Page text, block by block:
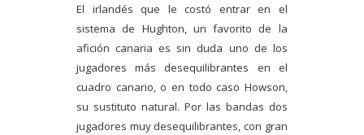
El irlandés que le costó entrar en el
sistema de Hughton, un favorito de la
afición canaria es sin duda uno de los
jugadores más desequilibrantes en el
cuadro canario, o en todo caso Howson,
su sustituto natural. Por las bandas dos
jugadores muy desequilibrantes, con gran